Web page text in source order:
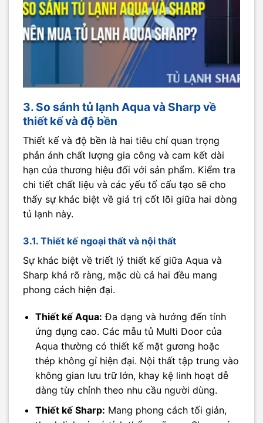
3. So sánh tủ lạnh Aqua và Sharp về
thiết kế và độ bền
Thiết kế và độ bền là hai tiêu chí quan trọng
phản ánh chất lượng gia công và cam kết dài
hạn của thương hiệu đối với sản phẩm. Kiểm tra
chi tiết chất liệu và các yếu tố cấu tạo sẽ cho
thấy sự khác biệt về giá trị cốt lõi giữa hai dòng
tủ lạnh này.
3.1. Thiết kế ngoại thất và nội thất
Sự khác biệt về triết lý thiết kế giữa Aqua và
Sharp khá rõ ràng, mặc dù cả hai đều mang
phong cách hiện đại.
Thiết kế Aqua: Đa dạng và hướng đến tính
ứng dụng cao. Các mẫu tủ Multi Door của
Aqua thường có thiết kế mặt gương hoặc
thép không gỉ hiện đại. Nội thất tập trung vào
không gian lưu trữ lớn, khay kệ linh hoạt dễ
dàng tùy chỉnh theo nhu cầu người dùng.
Thiết kế Sharp: Mang phong cách tối giản,